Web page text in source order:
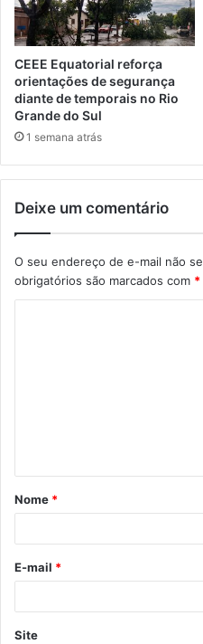
CEEE Equatorial reforça
orientações de segurança
diante de temporais no Rio
Grande do Sul
1 semana atrás
Deixe um comentário
O seu endereço de e-mail não
obrigatórios são marcados com *
á
r
*
Nome *
E-mail *
Site